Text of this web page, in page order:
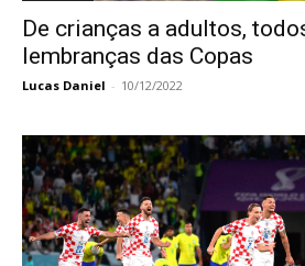
De crianças a adultos,
lembranças das Copas
Lucas Daniel - 10/12/2022